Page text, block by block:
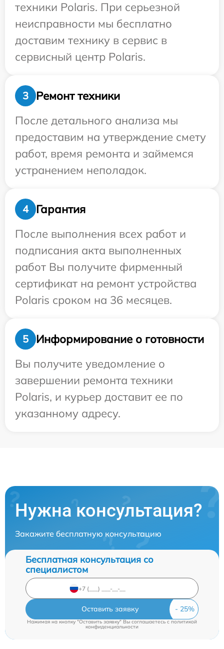
техники Polaris. При серьезной
неисправности мы бесплатно
доставим технику в сервис в
сервисный центр Polaris.
3
Ремонт техники
После детального анализа мы
предоставим на утверждение смету
работ, время ремонта и займемся
устранением неполадок.
4
Гарантия
После выполнения всех работ и
подписания акта выполненных
работ Вы получите фирменный
сертификат на ремонт устройства
Polaris сроком на 36 месяцев.
5
Информирование о готовности
Вы получите уведомление о
завершении ремонта техники
Polaris, и курьер доставит ее по
указанному адресу.
Нужна консультация?
Закажите бесплатную консультацию
Бесплатная консультация со
специалистом
Оставить заявку
Нажимая на кнопку "Оставить заявку" Вы соглашаетесь cполитикой
конфиденциальности